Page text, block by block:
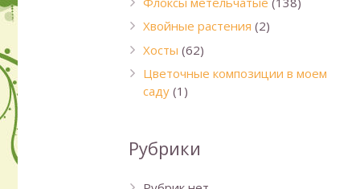
Хвойные растения (2)
Хосты (62)
Цветочные композиции в моем
саду (1)
Рубрики